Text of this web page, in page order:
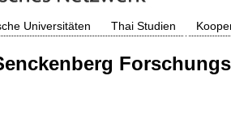
Universitäten Thai Studien